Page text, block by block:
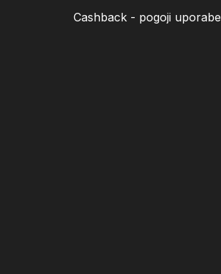
Cashback - pogoji uporabe